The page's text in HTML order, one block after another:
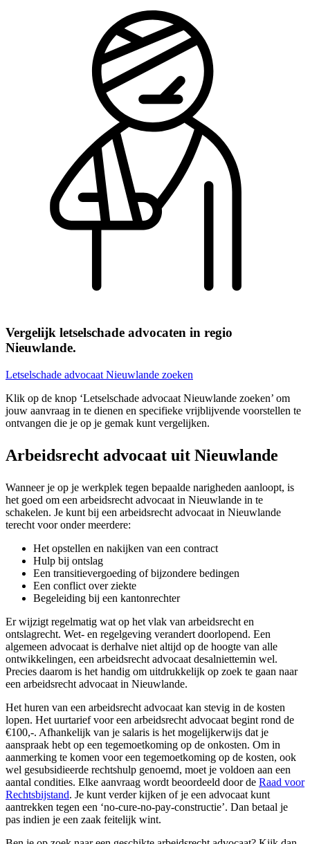
Vergelijk letselschade advocaten in regio
Nieuwlande.
Letselschade advocaat Nieuwlande zoeken
Klik op de knop ‘Letselschade advocaat Nieuwlande zoeken’ om
jouw aanvraag in te dienen en specifieke vrijblijvende voorstellen te
ontvangen die je op je gemak kunt vergelijken.
Arbeidsrecht advocaat uit Nieuwlande
Wanneer je op je werkplek tegen bepaalde narigheden aanloopt, is
het goed om een arbeidsrecht advocaat in Nieuwlande in te
schakelen. Je kunt bij een arbeidsrecht advocaat in Nieuwlande
terecht voor onder meerdere:
Het opstellen en nakijken van een contract
Hulp bij ontslag
Een transitievergoeding of bijzondere bedingen
Een conflict over ziekte
Begeleiding bij een kantonrechter
Er wijzigt regelmatig wat op het vlak van arbeidsrecht en
ontslagrecht. Wet- en regelgeving verandert doorlopend. Een
algemeen advocaat is derhalve niet altijd op de hoogte van alle
ontwikkelingen, een arbeidsrecht advocaat desalniettemin wel.
Precies daarom is het handig om uitdrukkelijk op zoek te gaan naar
een arbeidsrecht advocaat in Nieuwlande.
Het huren van een arbeidsrecht advocaat kan stevig in de kosten
lopen. Het uurtarief voor een arbeidsrecht advocaat begint rond de
€100,-. Afhankelijk van je salaris is het mogelijkerwijs dat je
aanspraak hebt op een tegemoetkoming op de onkosten. Om in
aanmerking te komen voor een tegemoetkoming op de kosten, ook
wel gesubsidieerde rechtshulp genoemd, moet je voldoen aan een
aantal condities. Elke aanvraag wordt beoordeeld door de Raad voor
Rechtsbijstand. Je kunt verder kijken of je een advocaat kunt
aantrekken tegen een ‘no-cure-no-pay-constructie’. Dan betaal je
pas indien je een zaak feitelijk wint.